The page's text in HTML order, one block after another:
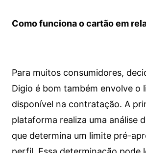
Como funciona o cartão em
Para muitos consumidores,
Digio é bom também envolve o
disponível na contratação. A
plataforma realiza uma análise
que determina um limite pré-